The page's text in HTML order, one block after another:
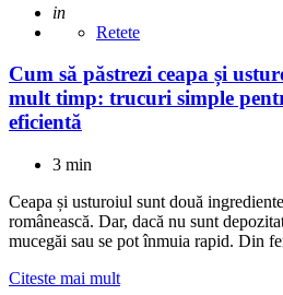
Adaugat
in
Retete
Cum să păstrezi ceapa și
mult timp: trucuri simple
eficientă
3 min
Ceapa și usturoiul sunt două
românească. Dar, dacă nu sunt
mucegăi sau se pot înmuia rapid. Din
Citeste mai mult